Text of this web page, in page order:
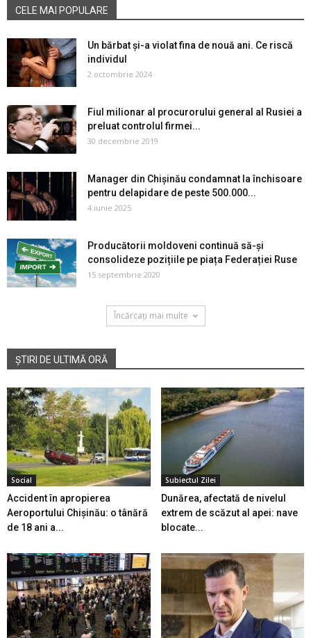
CELE MAI POPULARE
Un bărbat și-a violat fina de nouă ani. Ce riscă
individul
2 octombrie 2024
Fiul milionar al procurorului general al Rusiei a
preluat controlul firmei...
30 decembrie 2019
Manager din Chișinău condamnat la închisoare
pentru delapidare de peste 500.000...
4 iunie 2025
Producătorii moldoveni continuă să-şi
consolideze pozițiile pe piața Federației Ruse
15 septembrie 2020
Încărcați mai multe
ȘTIRI DE ULTIMĂ ORĂ
Social
Accident în apropierea
Aeroportului Chișinău: o tânără
de 18 ani a...
Subiectul Zilei
Dunărea, afectată de nivelul
extrem de scăzut al apei: nave
blocate...